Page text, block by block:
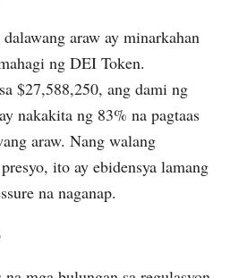
araw ay minarkahan
ng DEI Token.
$27,588,250, ang dami ng
nakakita ng 83% na pagtaas
araw. Nang walang
ito ay ebidensya lamang
na naganap.